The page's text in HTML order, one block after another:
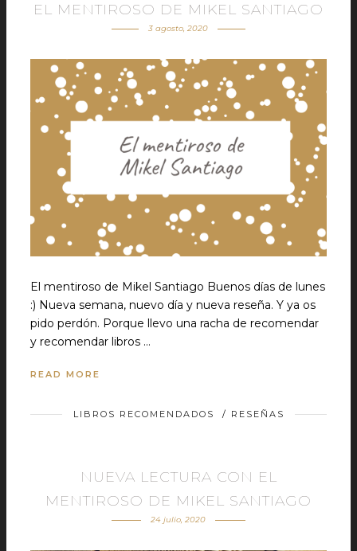
EL MENTIROSO DE MIKEL SANTIAGO
3 agosto, 2020
El mentiroso de Mikel Santiago Buenos días de lunes
:) Nueva semana, nuevo día y nueva reseña. Y ya os
pido perdón. Porque llevo una racha de recomendar
y recomendar libros …
READ MORE
LIBROS RECOMENDADOS / RESEÑAS
NUEVA LECTURA CON EL
MENTIROSO DE MIKEL SANTIAGO
24 julio, 2020